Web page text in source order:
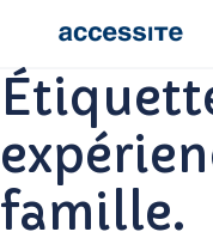
famille.